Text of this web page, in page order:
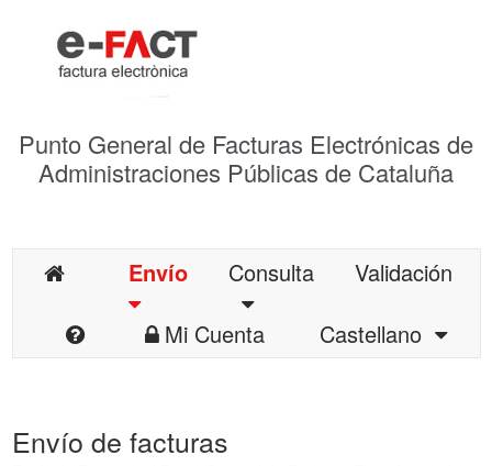
Punto General de Facturas Electrónicas de
Administraciones Públicas de Cataluña
Envío Consulta
Validación
Mi Cuenta
Castellano
Envío de facturas